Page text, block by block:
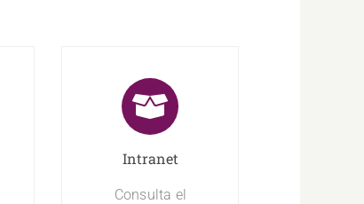
Intranet
Consulta el